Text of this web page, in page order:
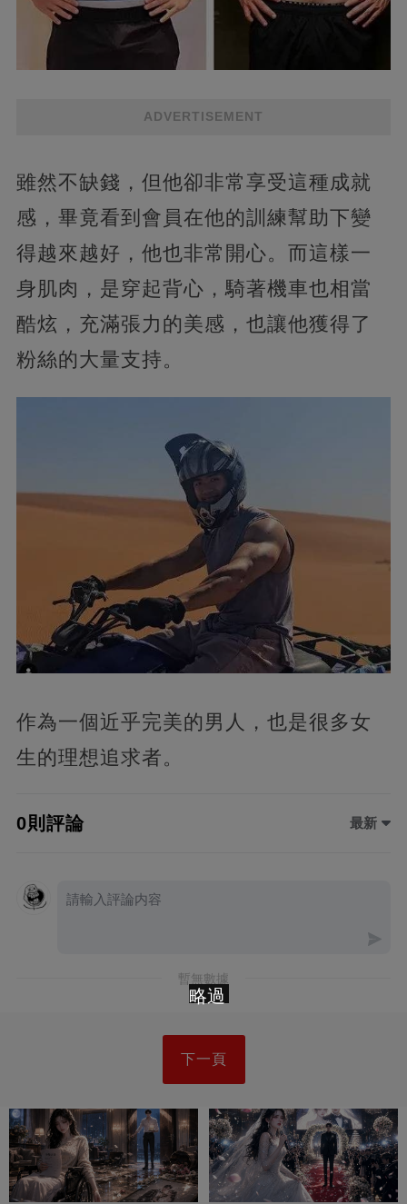
ADVERTISEMENT
雖然不缺錢，但他卻非常享受這種成就
感，畢竟看到會員在他的訓練幫助下變
得越來越好，他也非常開心。而這樣一
身肌肉，是穿起背心，騎著機車也相當
酷炫，充滿張力的美感，也讓他獲得了
粉絲的大量支持。
作為一個近乎完美的男人，也是很多女
生的理想追求者。
0則評論 最新
暫無數據
下一頁
略過